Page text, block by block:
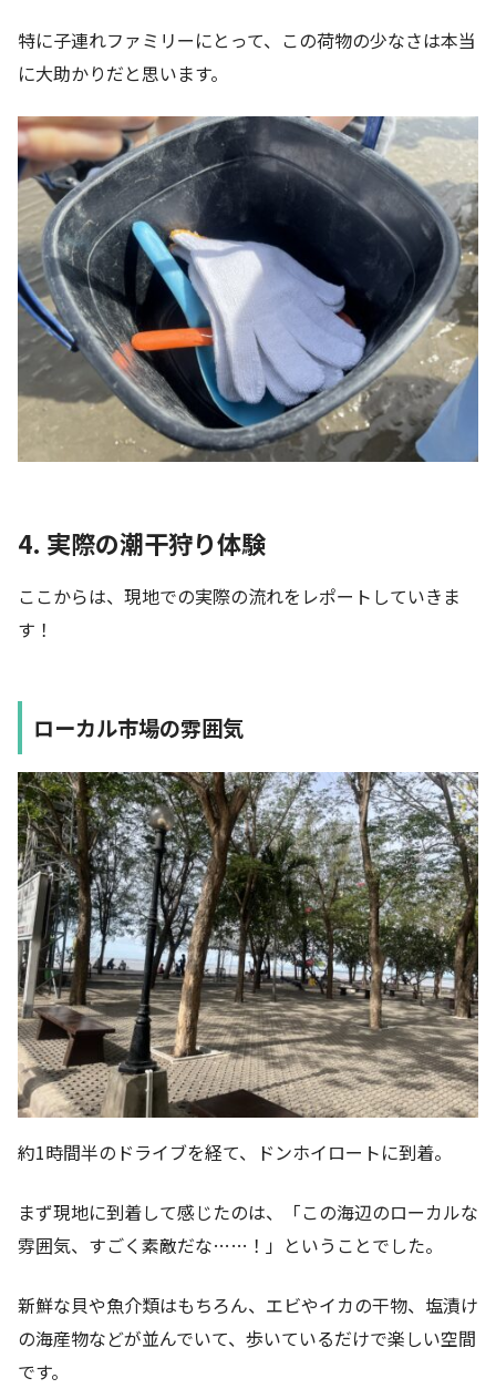
特に子連れファミリーにとって、この荷物の少なさは本当
に大助かりだと思います。
4. 実際の潮干狩り体験
ここからは、現地での実際の流れをレポートしていきま
す！
ローカル市場の雰囲気
約1時間半のドライブを経て、ドンホイロートに到着。
まず現地に到着して感じたのは、「この海辺のローカルな
雰囲気、すごく素敵だな……！」ということでした。
新鮮な貝や魚介類はもちろん、エビやイカの干物、塩漬け
の海産物などが並んでいて、歩いているだけで楽しい空間
です。